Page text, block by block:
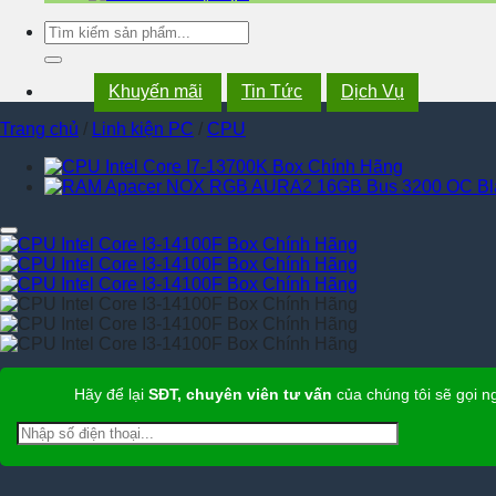
Tìm
kiếm:
Khuyến mãi Tin Tức
Dịch Vụ
Trang chủ / Linh kiện PC / CPU
Hãy để lại SĐT, chuyên viên tư vấn của chúng tôi sẽ gọi